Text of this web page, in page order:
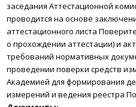
заседания Аттестационной
проводится на основе
аттестационного листа
о прохождении аттестации) и
требований нормативных
проведении поверки средств
Академией для формирования
измерений и ведения реестра